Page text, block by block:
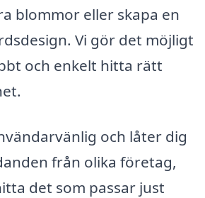
blommor eller skapa en
Vi gör det möjligt
och enkelt hitta rätt
och låter dig
från olika företag,
det som passar just